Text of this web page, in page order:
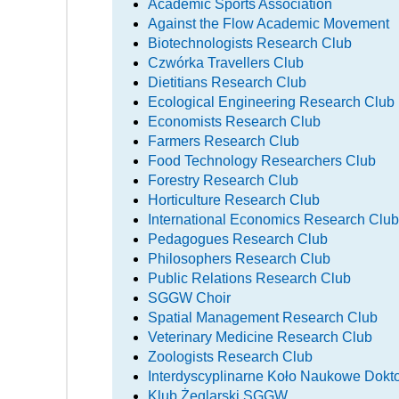
Academic Sports Association
Against the Flow Academic Movement
Biotechnologists Research Club
Czwórka Travellers Club
Dietitians Research Club
Ecological Engineering Research Club
Economists Research Club
Farmers Research Club
Food Technology Researchers Club
Forestry Research Club
Horticulture Research Club
International Economics Research Club
Pedagogues Research Club
Philosophers Research Club
Public Relations Research Club
SGGW Choir
Spatial Management Research Club
Veterinary Medicine Research Club
Zoologists Research Club
Interdyscyplinarne Koło Naukowe
Klub Żeglarski SGGW